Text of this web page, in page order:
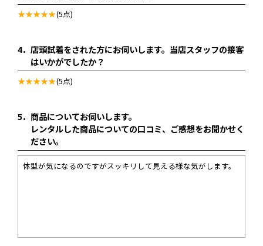
(5点)
4． 店頭試着をされた方にお伺いします。当店スタッフの接客
はいかがでしたか？
(5点)
5． 商品についてお伺いします。
レンタルした商品についての口コミ、ご感想をお聞かせく
ださい。
体型が気になるのですがスッキリして見える様な気がします。